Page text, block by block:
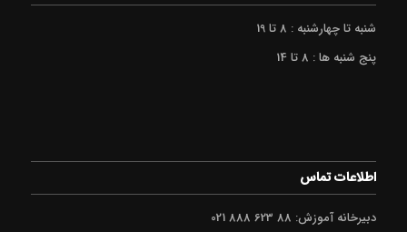
شنبه تا چهارشنبه : 8 تا 19
پنج شنبه ها : 8 تا 14
اطلاعات تماس
دبیرخانه آموزش: 88 623 888 021